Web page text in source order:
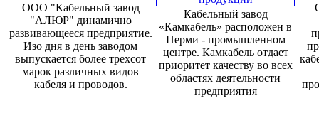
ООО "Кабельный завод
"АЛЮР" динамично
развивающееся предприятие.
Изо дня в день заводом
выпускается более трехсот
марок различных видов
кабеля и проводов.
Кабельный завод
«Камкабель» расположен в
Перми - промышленном
центре. Камкабель отдает
приоритет качеству во всех
областях деятельности
предприятия